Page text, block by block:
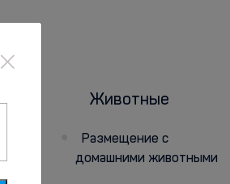
Животные
Размещение с
домашними животными
×